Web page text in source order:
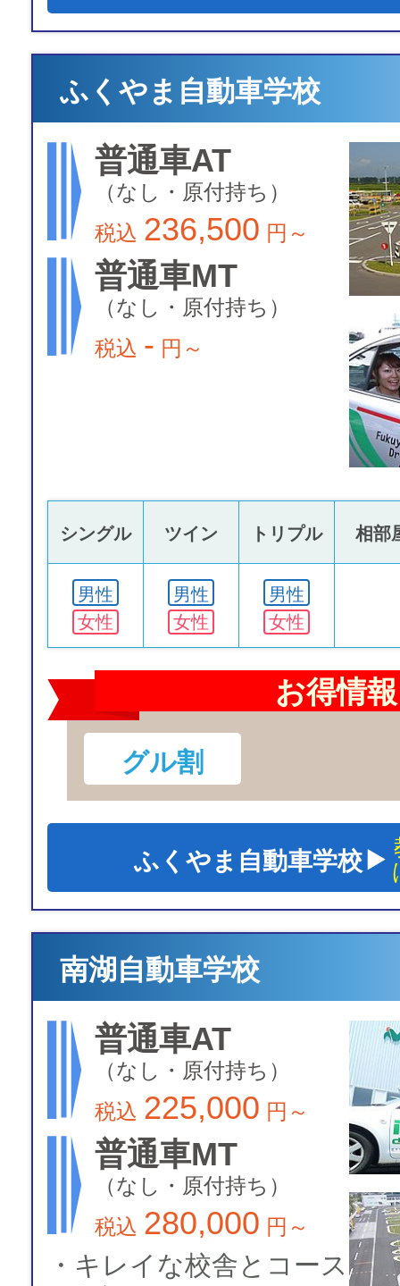
ふくやま自動車学校
普通車AT
（なし・原付持ち）
税込 236,500 円～
普通車MT
（なし・原付持ち）
税込 - 円～
シングル ツイン トリプル 相部
男性
女性
男性
女性
男性
女性
お得情報
グル割
ふくやま自動車学校
南湖自動車学校
普通車AT
（なし・原付持ち）
税込 225,000 円～
普通車MT
（なし・原付持ち）
税込 280,000 円～
・キレイな校舎とコース